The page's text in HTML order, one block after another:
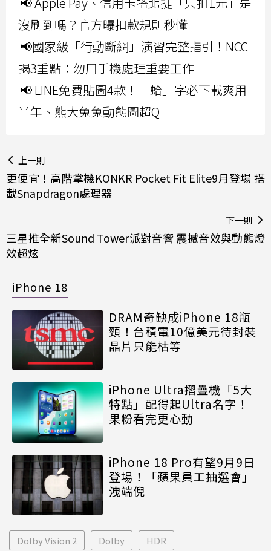
沒刷到嗎？官方曝扣款規則秒懂
📢國家級「行動斷網」演習完整指引！NCC
揭3重點：勿用手機處理重要工作
📢 LINE免費貼圖4款！「蛤」字必下載爽用
半年、熊大兔兔動態圖超Q
上一則
更便宜！高階掌機KONKR Pocket Fit Elite9月登場 搭
載Snapdragon處理器
下一則
三星推全新Sound Tower派對音響 震撼音效與動態燈
效超炫
iPhone 18
DRAM奇缺成iPhone 18瓶
頸！台積電10億美元待封裝
晶片只能枯等
iPhone Ultra摺疊機「5大
特點」配得起Ultra名字！
果粉看完更心動
iPhone 18 Pro有望9月9日
登場！「蘋果員工抽選會」
洩端倪
Dolby Vision 2 Dolby HDR